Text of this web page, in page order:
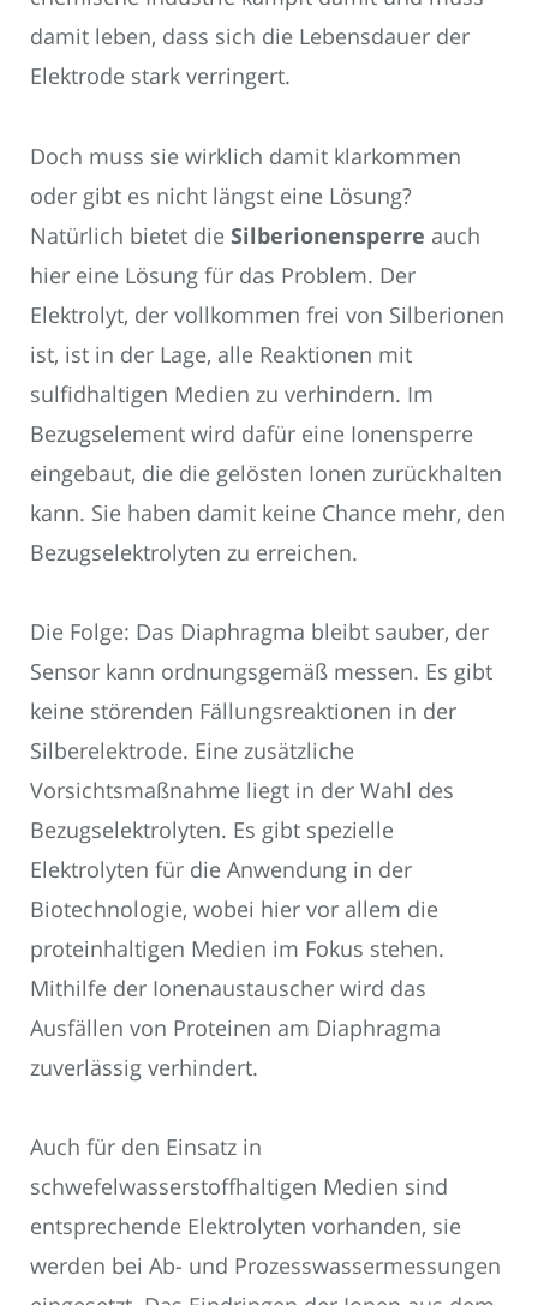
damit leben, dass sich die Lebensdauer der
Elektrode stark verringert.
Doch muss sie wirklich damit klarkommen
oder gibt es nicht längst eine Lösung?
Natürlich bietet die Silberionensperre auch
hier eine Lösung für das Problem. Der
Elektrolyt, der vollkommen frei von Silberionen
ist, ist in der Lage, alle Reaktionen mit
sulfidhaltigen Medien zu verhindern. Im
Bezugselement wird dafür eine Ionensperre
eingebaut, die die gelösten Ionen zurückhalten
kann. Sie haben damit keine Chance mehr, den
Bezugselektrolyten zu erreichen.
Die Folge: Das Diaphragma bleibt sauber, der
Sensor kann ordnungsgemäß messen. Es gibt
keine störenden Fällungsreaktionen in der
Silberelektrode. Eine zusätzliche
Vorsichtsmaßnahme liegt in der Wahl des
Bezugselektrolyten. Es gibt spezielle
Elektrolyten für die Anwendung in der
Biotechnologie, wobei hier vor allem die
proteinhaltigen Medien im Fokus stehen.
Mithilfe der Ionenaustauscher wird das
Ausfällen von Proteinen am Diaphragma
zuverlässig verhindert.
Auch für den Einsatz in
schwefelwasserstoffhaltigen Medien sind
entsprechende Elektrolyten vorhanden, sie
werden bei Ab- und Prozesswassermessungen